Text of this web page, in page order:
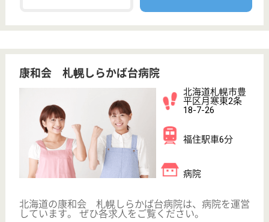
給料多め 未経験OK
車通勤OK
詳細を見る WEB問合せ
静和会 静和記念病院
北海道札幌市西
区八軒5条東5-1-
1
琴似（札幌市
営）駅徒歩2分
北海道の静和会 静和記念病院は、病院を運営してい
ます。 ぜひ各求人をご覧ください。